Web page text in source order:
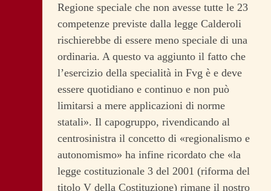
Regione speciale che non avesse tutte le 23
competenze previste dalla legge Calderoli
rischierebbe di essere meno speciale di una
ordinaria. A questo va aggiunto il fatto che
l’esercizio della specialità in Fvg è e deve
essere quotidiano e continuo e non può
limitarsi a mere applicazioni di norme
statali». Il capogruppo, rivendicando al
centrosinistra il concetto di «regionalismo e
autonomismo» ha infine ricordato che «la
legge costituzionale 3 del 2001 (riforma del
titolo V della Costituzione) rimane il nostro